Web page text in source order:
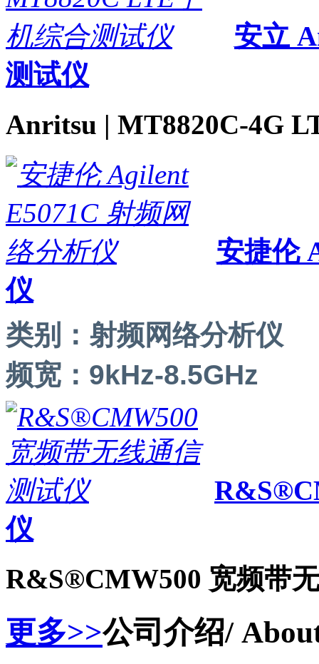
安立
测试仪
Anritsu | MT8820C-4G
安捷伦
仪
类别： 射频网络分析仪
频宽： 9kHz-8.5GHz
仪
R&S®CMW500 宽频带
更多>>公司介绍/